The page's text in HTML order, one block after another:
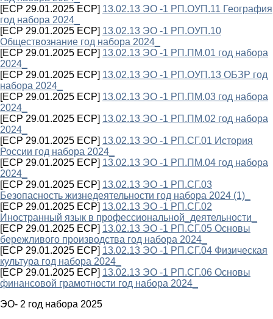
[ECP 29.01.2025 ECP] 13.02.13 ЭО -1 РП.ОУП.11 География
год набора 2024_
[ECP 29.01.2025 ECP] 13.02.13 ЭО -1 РП.ОУП.10
Обществознание год набора 2024_
[ECP 29.01.2025 ECP] 13.02.13 ЭО -1 РП.ПМ.01 год набора
2024_
[ECP 29.01.2025 ECP] 13.02.13 ЭО -1 РП.ОУП.13 ОБЗР год
набора 2024_
[ECP 29.01.2025 ECP] 13.02.13 ЭО -1 РП.ПМ.03 год набора
2024_
[ECP 29.01.2025 ECP] 13.02.13 ЭО -1 РП.ПМ.02 год набора
2024_
[ECP 29.01.2025 ECP] 13.02.13 ЭО -1 РП.СГ.01 История
России год набора 2024_
[ECP 29.01.2025 ECP] 13.02.13 ЭО -1 РП.ПМ.04 год набора
2024_
[ECP 29.01.2025 ECP] 13.02.13 ЭО -1 РП.СГ.03
Безопасность жизнедеятельности год набора 2024 (1)_
[ECP 29.01.2025 ECP] 13.02.13 ЭО -1 РП.СГ.02
Иностранный язык в профессиональной_деятельности_
[ECP 29.01.2025 ECP] 13.02.13 ЭО -1 РП.СГ.05 Основы
бережливого производства год набора 2024_
[ECP 29.01.2025 ECP] 13.02.13 ЭО -1 РП.СГ.04 Физическая
культура год набора 2024_
[ECP 29.01.2025 ECP] 13.02.13 ЭО -1 РП.СГ.06 Основы
финансовой грамотности год набора 2024_
ЭО- 2 год набора 2025